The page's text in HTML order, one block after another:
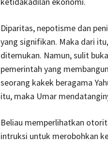
Diparitas, nepotisme dan
yang signifikan. Maka dari
ditemukan. Namun, sulit
pemerintah yang
seorang kakek beragama
itu, maka Umar
Beliau memperlihatkan
intruksi untuk merobohkan